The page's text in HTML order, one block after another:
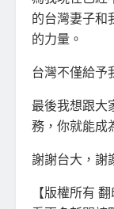
的台灣妻子和
的力量。
台灣不僅給予
最後我想跟大
務，你就能成
謝謝台大，謝
【版權所有